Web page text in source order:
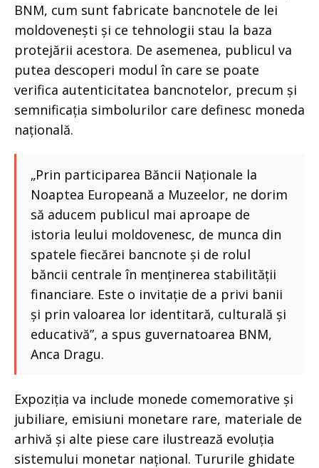
BNM, cum sunt fabricate bancnotele de lei
moldovenești și ce tehnologii stau la baza
protejării acestora. De asemenea, publicul va
putea descoperi modul în care se poate
verifica autenticitatea bancnotelor, precum și
semnificația simbolurilor care definesc moneda
națională.
„Prin participarea Băncii Naționale la
Noaptea Europeană a Muzeelor, ne dorim
să aducem publicul mai aproape de
istoria leului moldovenesc, de munca din
spatele fiecărei bancnote și de rolul
băncii centrale în menținerea stabilității
financiare. Este o invitație de a privi banii
și prin valoarea lor identitară, culturală și
educativă”, a spus guvernatoarea BNM,
Anca Dragu.
Expoziția va include monede comemorative și
jubiliare, emisiuni monetare rare, materiale de
arhivă și alte piese care ilustrează evoluția
sistemului monetar național. Tururile ghidate